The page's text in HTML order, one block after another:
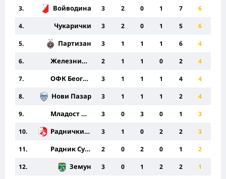
3. Войводина 3 2 0 1 7 6
4. Чукарички 3 2 0 1 5 6
5. Партизан 3 1 1 1 6 4
6. Железничар Панчево 2 1 1 0 2 4
7. ОФК Београд 3 1 1 1 4 4
8. Нови Пазар 3 1 1 1 2 4
9. Младост Лучани 3 0 3 0 1 3
10. Раднички Ниш 3 1 0 2 2 3
11. Радник Сурдулица 2 0 2 0 1 2
12. Земун 3 0 1 2 2 1